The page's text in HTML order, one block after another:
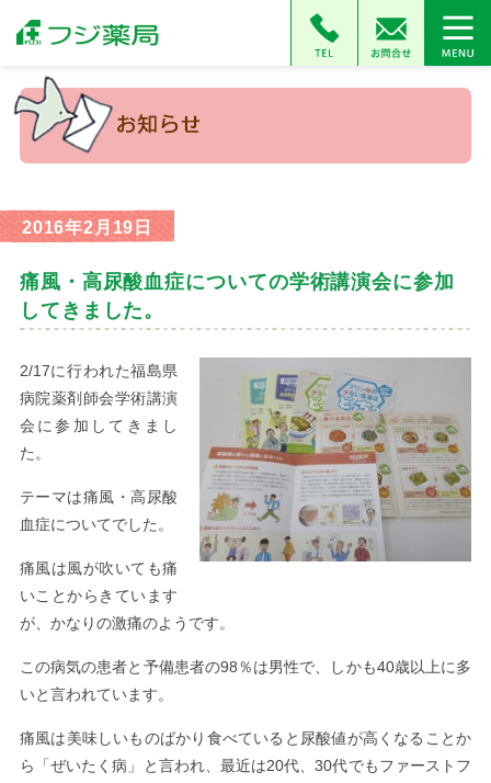
2016年2月19日
痛風・高尿酸血症についての学術講演会に参加
してきました。
2/17に行われた福島県
病院薬剤師会学術講演
会に参加してきまし
た。
テーマは痛風・高尿酸
血症についてでした。
痛風は風が吹いても痛
いことからきています
が、かなりの激痛のようです。
この病気の患者と予備患者の98％は男性で、しかも40歳以上に多
いと言われています。
痛風は美味しいものばかり食べていると尿酸値が高くなることか
ら「ぜいたく病」と言われ、最近は20代、30代でもファーストフ